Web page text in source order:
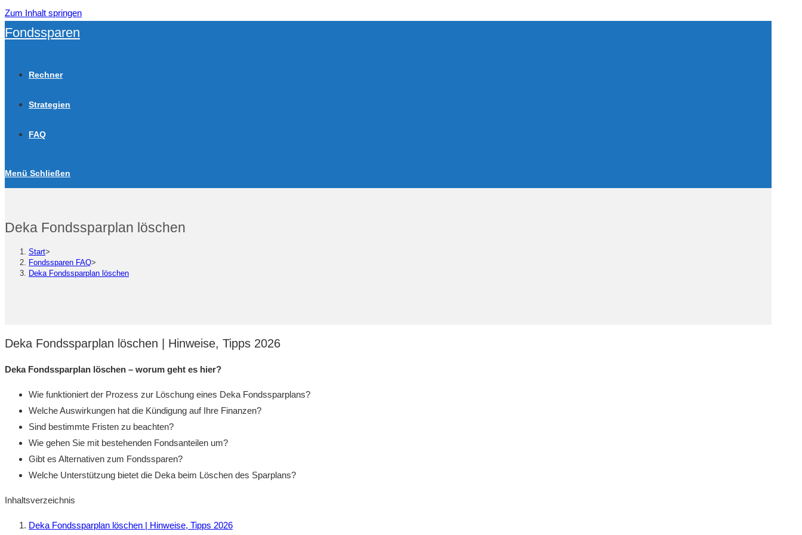
Zum Inhalt springen
Fondssparen
Rechner
Strategien
FAQ
Menü Schließen
Deka Fondssparplan löschen
Start>
Fondssparen FAQ>
Deka Fondssparplan löschen
Deka Fondssparplan löschen | Hinweise, Tipps 2026
Deka Fondssparplan löschen – worum geht es hier?
Wie funktioniert der Prozess zur Löschung eines Deka Fondssparplans?
Welche Auswirkungen hat die Kündigung auf Ihre Finanzen?
Sind bestimmte Fristen zu beachten?
Wie gehen Sie mit bestehenden Fondsanteilen um?
Gibt es Alternativen zum Fondssparen?
Welche Unterstützung bietet die Deka beim Löschen des Sparplans?
Inhaltsverzeichnis
Deka Fondssparplan löschen | Hinweise, Tipps 2026